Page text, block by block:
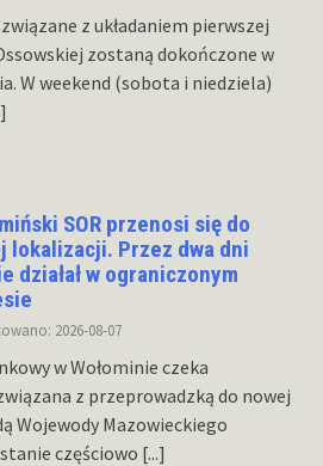
z układaniem pierwszej
zostaną dokończone w
W weekend (sobota i niedziela)
SOR przenosi się do
lokalizacji. Przez dwa dni
działał w ograniczonym
2026-08-07
w Wołominie czeka
z przeprowadzką do nowej
Wojewody Mazowieckiego
częściowo [...]